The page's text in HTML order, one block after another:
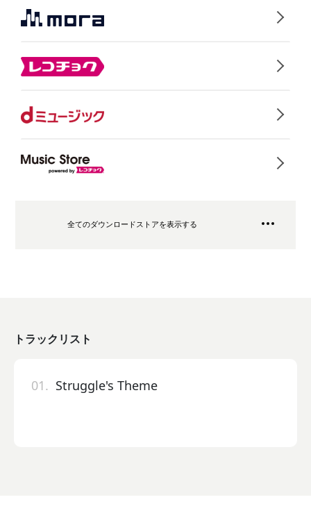
全てのダウンロードストアを表示する
トラックリスト
01. Struggle's Theme